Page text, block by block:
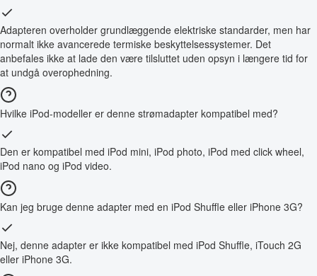
Adapteren overholder grundlæggende elektriske standarder, men har
normalt ikke avancerede termiske beskyttelsessystemer. Det
anbefales ikke at lade den være tilsluttet uden opsyn i længere tid for
at undgå overophedning.
Hvilke iPod-modeller er denne strømadapter kompatibel med?
Den er kompatibel med iPod mini, iPod photo, iPod med click wheel,
iPod nano og iPod video.
Kan jeg bruge denne adapter med en iPod Shuffle eller iPhone 3G?
Nej, denne adapter er ikke kompatibel med iPod Shuffle, iTouch 2G
eller iPhone 3G.